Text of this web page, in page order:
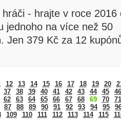
hráči - hrajte v roce 2016
jednoho na více než 50
Jen 379 Kč za 12
12 13 14 15 16 17 18 19 20
37 38 39 40 41 42 43 44 45
46
62 63 64 65 66 67 68 69 70
71
87 88 89 90 91 92 93 94 95
109 110 111 112 113 114 115